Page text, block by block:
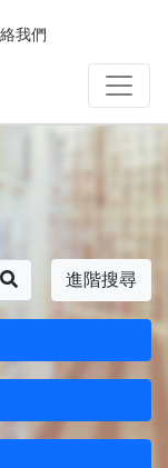
我們
進階搜尋